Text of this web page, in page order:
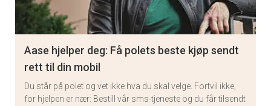
Aase hjelper deg: Få polets beste kjøp sendt
rett til din mobil
Du står på polet og vet ikke hva du skal velge. Fortvil ikke,
for hjelpen er nær: Bestill vår sms-tjeneste og du får tilsendt